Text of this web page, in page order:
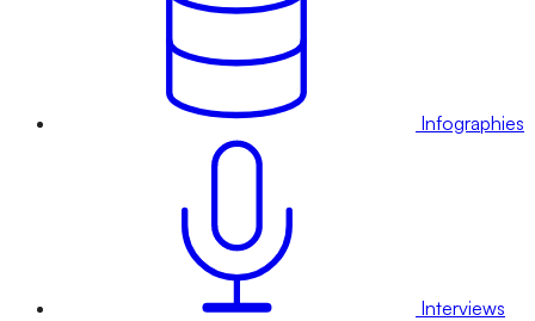
Infographies
Interviews